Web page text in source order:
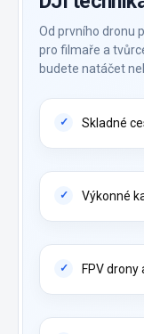
Od prvního dronu
pro filmaře a
budete natáčet
Skladné
Výkonné
FPV drony